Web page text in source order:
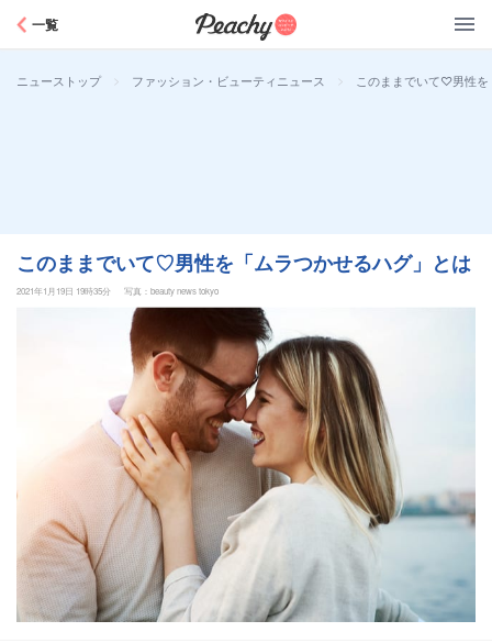
一覧
ニューストップ > ファッション・ビューティニュース > このままでいて♡男性を
このままでいて♡男性を「ムラつかせるハグ」とは
2021年1月19日 19時35分 写真：beauty news tokyo